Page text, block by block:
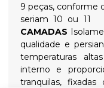
9 peças, conforme
seriam 10 ou 11
CAMADAS
qualidade e
temperaturas
interno e
tranquilas,